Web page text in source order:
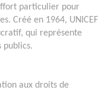
particulier pour
Créé en 1964, UNICEF
qui représente
publics.
aux droits de